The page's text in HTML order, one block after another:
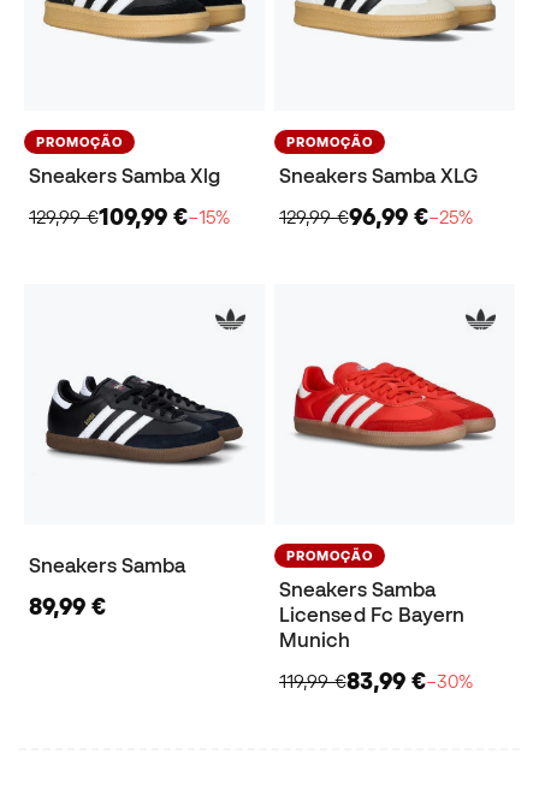
PROMOÇÃO
Sneakers Samba Xlg
129,99 €109,99 €−15%
PROMOÇÃO
Sneakers Samba XLG
129,99 €96,99 €−25%
Sneakers Samba
89,99 €
PROMOÇÃO
Sneakers Samba
Licensed Fc Bayern
Munich
119,99 €83,99 €−30%